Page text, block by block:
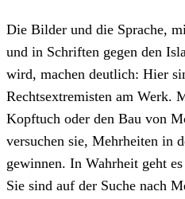
Die Bilder und die Sprache,
und in Schriften gegen den
wird, machen deutlich: Hier
Rechtsextremisten am Werk.
Kopftuch oder den Bau von
versuchen sie, Mehrheiten in
gewinnen. In Wahrheit geht
Sie sind auf der Suche nach